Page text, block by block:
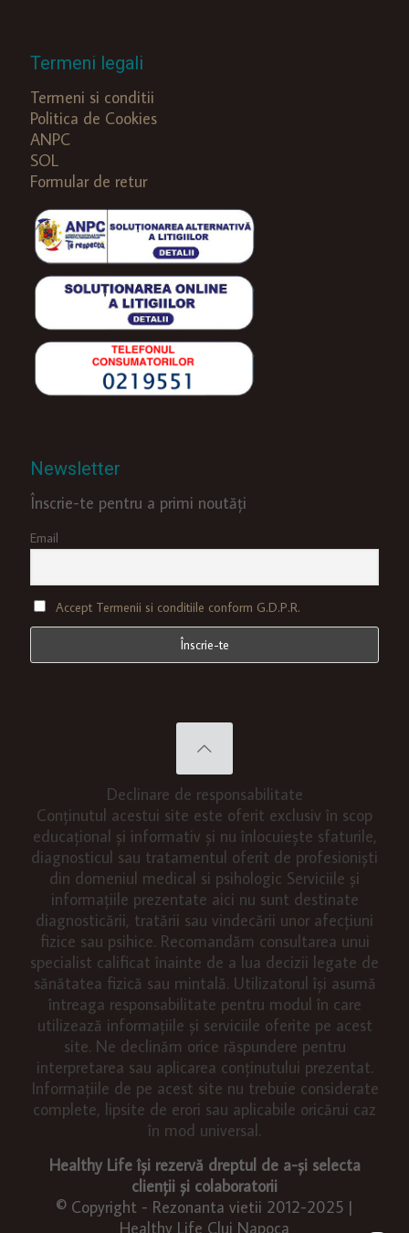
Termeni legali
Termeni si conditii
Politica de Cookies
ANPC
SOL
Formular de retur
Newsletter
Înscrie-te pentru a primi noutăți
Email
Accept Termenii si conditiile conform G.D.P.R.
Declinare de responsabilitate
Conținutul acestui site este oferit exclusiv în scop
educațional și informativ și nu înlocuiește sfaturile,
diagnosticul sau tratamentul oferit de profesioniști
din domeniul medical si psihologic Serviciile și
informațiile prezentate aici nu sunt destinate
diagnosticării, tratării sau vindecării unor afecțiuni
fizice sau psihice. Recomandăm consultarea unui
specialist calificat înainte de a lua decizii legate de
sănătatea fizică sau mintală. Utilizatorul își asumă
întreaga responsabilitate pentru modul în care
utilizează informațiile și serviciile oferite pe acest
site. Ne declinăm orice răspundere pentru
interpretarea sau aplicarea conținutului prezentat.
Informațiile de pe acest site nu trebuie considerate
complete, lipsite de erori sau aplicabile oricărui caz
în mod universal.
Healthy Life își rezervă dreptul de a-și selecta
clienții și colaboratorii
© Copyright - Rezonanta vietii 2012-2025 |
Healthy Life Cluj Napoca